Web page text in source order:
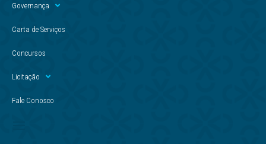
Governança
Carta de Serviços
Concursos
Licitação
Fale Conosco